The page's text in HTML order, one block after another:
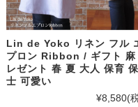
Lin de Yoko リネン フル
プロン Ribbon / ギフト 麻
レゼント 春 夏 大人 保育
士 可愛い
¥8,580(